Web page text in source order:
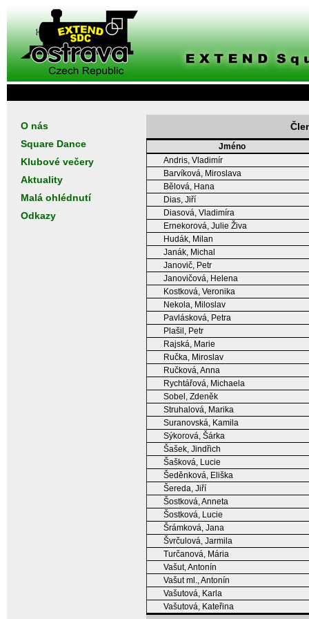
O nás
Square Dance
Klubové večery
Aktuality
Malá ohlédnutí
Odkazy
Jméno
Andris, Vladimír
Barvíková, Miroslava
Bělová, Hana
Dias, Jiří
Diasová, Vladimíra
Ernekorová, Julie Živa
Hudák, Milan
Janák, Michal
Janovič, Petr
Janovičová, Helena
Kostková, Veronika
Nekola, Miloslav
Pavlásková, Petra
Plašil, Petr
Rajská, Marie
Ručka, Miroslav
Ručková, Anna
Rychtářová, Michaela
Sobel, Zdeněk
Struhalová, Marika
Suranovská, Kamila
Sýkorová, Šárka
Šašek, Jindřich
Šašková, Lucie
Šeděnková, Eliška
Šereda, Jiří
Šostková, Anneta
Šostková, Lucie
Šrámková, Jana
Švrčulová, Jarmila
Turčanová, Mária
Vašut, Antonín
Vašut ml., Antonín
Vašutová, Karla
Vašutová, Kateřina